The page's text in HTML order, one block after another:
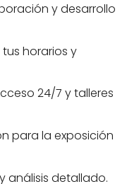
y desarrollo
horarios y
24/7 y talleres
para la exposición
análisis detallado.